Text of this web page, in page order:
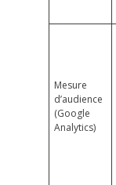
Mesure
d’audience
(Google
Analytics)